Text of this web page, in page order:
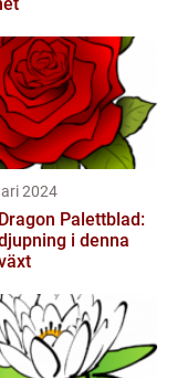
2024
Palettblad:
i denna